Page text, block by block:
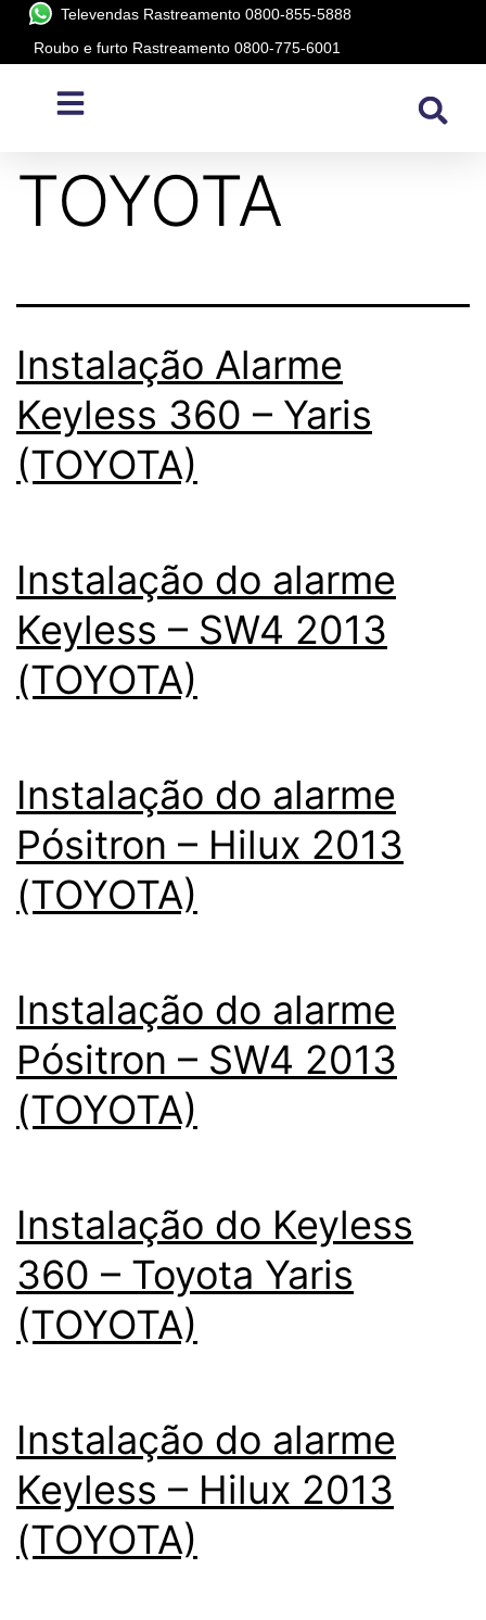
Televendas Rastreamento 0800-855-5888
Roubo e furto Rastreamento 0800-775-6001
Montadora:
TOYOTA
Instalação Alarme
Keyless 360 – Yaris
(TOYOTA)
Instalação do alarme
Keyless – SW4 2013
(TOYOTA)
Instalação do alarme
Pósitron – Hilux 2013
(TOYOTA)
Instalação do alarme
Pósitron – SW4 2013
(TOYOTA)
Instalação do Keyless
360 – Toyota Yaris
(TOYOTA)
Instalação do alarme
Keyless – Hilux 2013
(TOYOTA)